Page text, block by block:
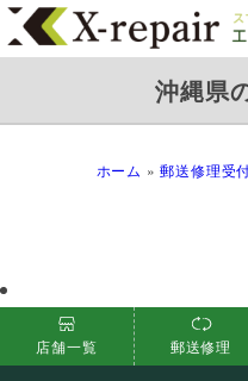
沖縄県
ホーム »郵送修理受
店舗一覧 郵送修理